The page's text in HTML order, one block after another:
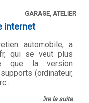
GARAGE, ATELIER
internet
automobile, a
qui se veut plus
que la version
(ordinateur,
lire la suite